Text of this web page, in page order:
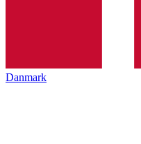
Danmark